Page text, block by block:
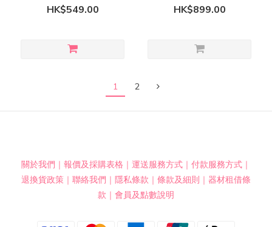
HK$549.00 HK$899.00
1 2
關於我們 ｜ 報價及採購表格 ｜ 運送服務方式 ｜ 付款服務方式 ｜
退換貨政策 ｜ 聯絡我們 ｜ 隱私條款 ｜ 條款及細則 ｜ 器材租借條
款 ｜ 會員及點數說明